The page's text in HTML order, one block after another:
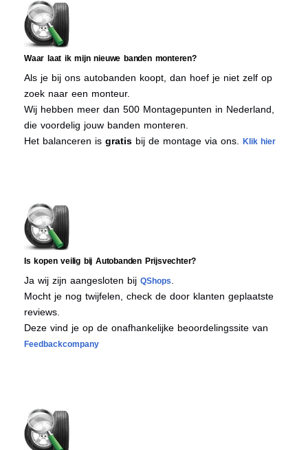
Waar laat ik mijn nieuwe banden monteren?
Als je bij ons autobanden koopt, dan hoef je niet zelf op
zoek naar een monteur.
Wij hebben meer dan 500 Montagepunten in Nederland,
die voordelig jouw banden monteren.
Het balanceren is gratis bij de montage via ons. Klik hier
Is kopen veilig bij Autobanden Prijsvechter?
Ja wij zijn aangesloten bij QShops
Mocht je nog twijfelen, check de door klanten geplaatste
reviews.
Deze vind je op de onafhankelijke beoordelingssite van
Feedbackcompany